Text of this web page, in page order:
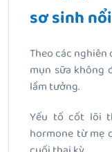
sơ sinh
Theo các nghiên
mụn sữa không
lầm tưởng.
Yếu tố cốt lõi
hormone từ mẹ